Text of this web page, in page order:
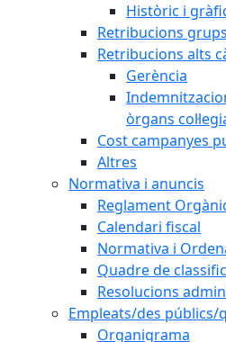
Històric i
Retribucions
Retribucions alts
Gerència
òrgans
Cost campanyes
Altres
Normativa i anuncis
Reglament
Calendari fiscal
Normativa i
Quadre de
Resolucions
Empleats/des públics/
Organigrama